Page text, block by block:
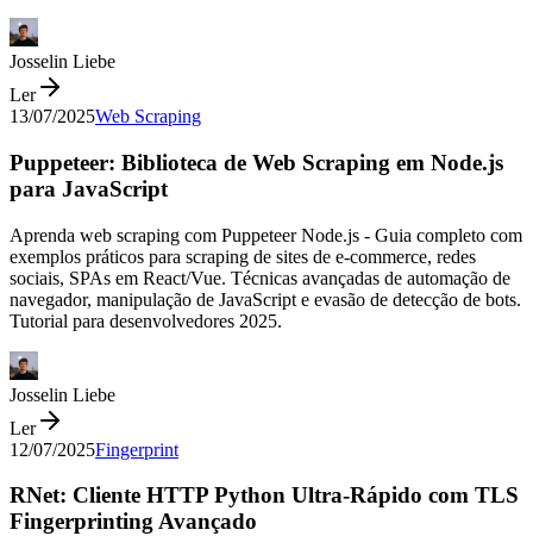
Josselin Liebe
Ler
13/07/2025Web Scraping
Puppeteer: Biblioteca de Web Scraping em Node.js
para JavaScript
Aprenda web scraping com Puppeteer Node.js - Guia completo com
exemplos práticos para scraping de sites de e-commerce, redes
sociais, SPAs em React/Vue. Técnicas avançadas de automação de
navegador, manipulação de JavaScript e evasão de detecção de bots.
Tutorial para desenvolvedores 2025.
Josselin Liebe
Ler
12/07/2025Fingerprint
RNet: Cliente HTTP Python Ultra-Rápido com TLS
Fingerprinting Avançado